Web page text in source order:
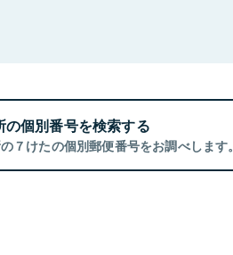
の個別番号を検索する
７けたの個別郵便番号をお調べします。